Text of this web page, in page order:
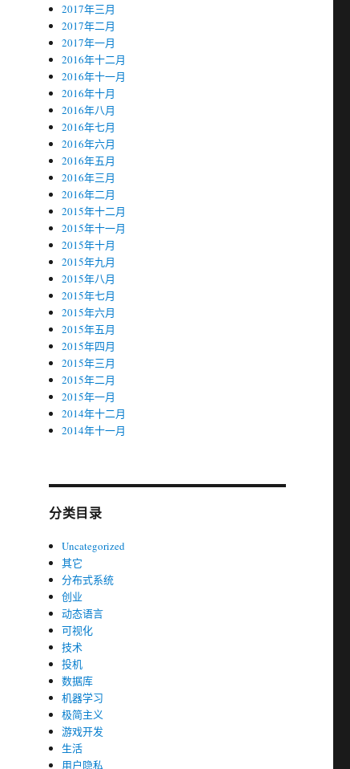
2017年三月
2017年二月
2017年一月
2016年十二月
2016年十一月
2016年十月
2016年八月
2016年七月
2016年六月
2016年五月
2016年三月
2016年二月
2015年十二月
2015年十一月
2015年十月
2015年九月
2015年八月
2015年七月
2015年六月
2015年五月
2015年四月
2015年三月
2015年二月
2015年一月
2014年十二月
2014年十一月
分类目录
Uncategorized
其它
分布式系统
创业
动态语言
可视化
技术
投机
数据库
机器学习
极简主义
游戏开发
生活
用户隐私